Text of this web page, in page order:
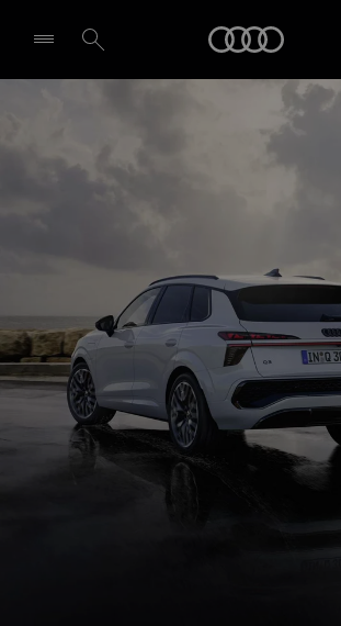
Dizains un tehniskie dati
Rezervēt testa braucienu